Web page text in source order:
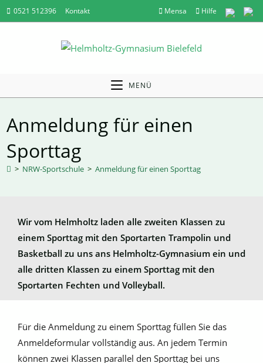
Zum
Inhalt
Mensa Hilfe
0521 512396 Kontakt
MENÜ
Anmeldung für einen
Sporttag
> NRW-Sportschule > Anmeldung für einen Sporttag
Wir vom Helmholtz laden alle zweiten Klassen zu
einem Sporttag mit den Sportarten Trampolin und
Basketball zu uns ans Helmholtz-Gymnasium ein und
alle dritten Klassen zu einem Sporttag mit den
Sportarten Fechten und Volleyball.
Für die Anmeldung zu einem Sporttag füllen Sie das
Anmeldeformular vollständig aus. An jedem Termin
können zwei Klassen parallel den Sporttag bei uns